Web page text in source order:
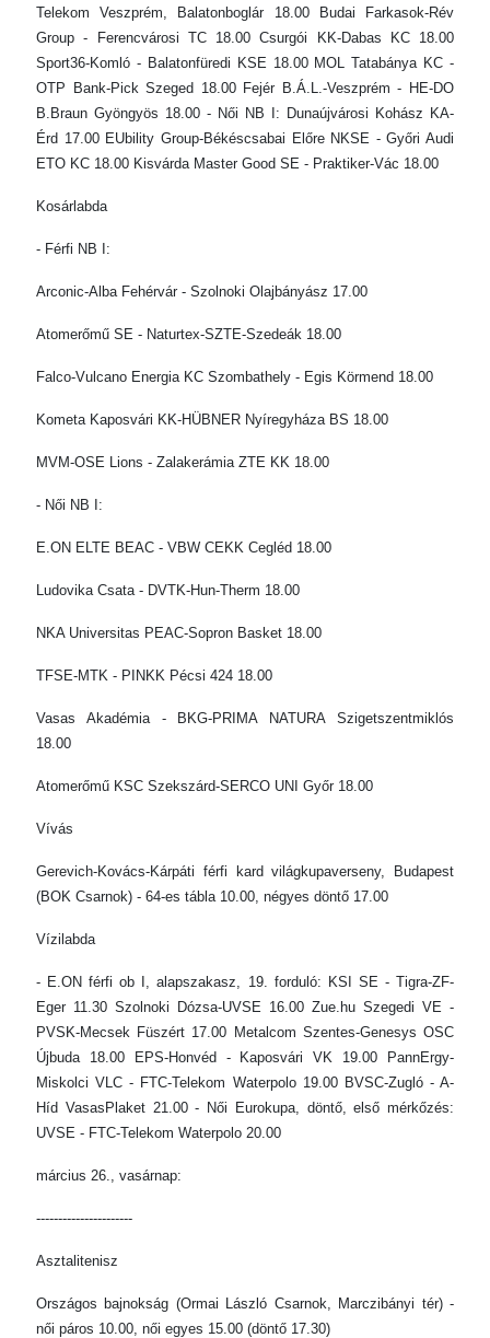
Telekom Veszprém, Balatonboglár 18.00 Budai Farkasok-Rév
Group - Ferencvárosi TC 18.00 Csurgói KK-Dabas KC 18.00
Sport36-Komló - Balatonfüredi KSE 18.00 MOL Tatabánya KC -
OTP Bank-Pick Szeged 18.00 Fejér B.Á.L.-Veszprém - HE-DO
B.Braun Gyöngyös 18.00 - Női NB I: Dunaújvárosi Kohász KA-
Érd 17.00 EUbility Group-Békéscsabai Előre NKSE - Győri Audi
ETO KC 18.00 Kisvárda Master Good SE - Praktiker-Vác 18.00
Kosárlabda
- Férfi NB I:
Arconic-Alba Fehérvár - Szolnoki Olajbányász 17.00
Atomerőmű SE - Naturtex-SZTE-Szedeák 18.00
Falco-Vulcano Energia KC Szombathely - Egis Körmend 18.00
Kometa Kaposvári KK-HÜBNER Nyíregyháza BS 18.00
MVM-OSE Lions - Zalakerámia ZTE KK 18.00
- Női NB I:
E.ON ELTE BEAC - VBW CEKK Cegléd 18.00
Ludovika Csata - DVTK-Hun-Therm 18.00
NKA Universitas PEAC-Sopron Basket 18.00
TFSE-MTK - PINKK Pécsi 424 18.00
Vasas Akadémia - BKG-PRIMA NATURA Szigetszentmiklós
18.00
Atomerőmű KSC Szekszárd-SERCO UNI Győr 18.00
Vívás
Gerevich-Kovács-Kárpáti férfi kard világkupaverseny, Budapest
(BOK Csarnok) - 64-es tábla 10.00, négyes döntő 17.00
Vízilabda
- E.ON férfi ob I, alapszakasz, 19. forduló: KSI SE - Tigra-ZF-
Eger 11.30 Szolnoki Dózsa-UVSE 16.00 Zue.hu Szegedi VE -
PVSK-Mecsek Füszért 17.00 Metalcom Szentes-Genesys OSC
Újbuda 18.00 EPS-Honvéd - Kaposvári VK 19.00 PannErgy-
Miskolci VLC - FTC-Telekom Waterpolo 19.00 BVSC-Zugló - A-
Híd VasasPlaket 21.00 - Női Eurokupa, döntő, első mérkőzés:
UVSE - FTC-Telekom Waterpolo 20.00
március 26., vasárnap:
----------------------
Asztalitenisz
Országos bajnokság (Ormai László Csarnok, Marczibányi tér) -
női páros 10.00, női egyes 15.00 (döntő 17.30)